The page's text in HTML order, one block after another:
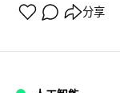
分享